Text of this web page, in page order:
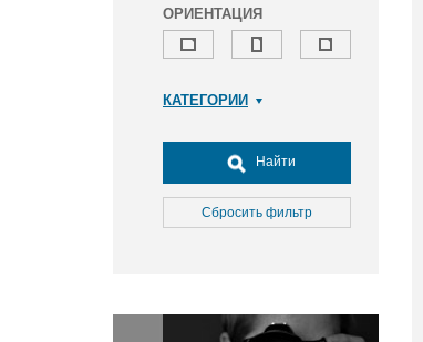
ОРИЕНТАЦИЯ
КАТЕГОРИИ
Досуг, туризм и отдых
Культура
Медицина
Окружающая среда
Найти
Сбросить фильтр